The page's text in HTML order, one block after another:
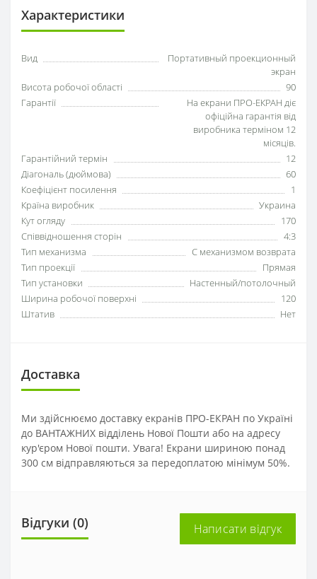
Характеристики
Вид
Портативный проекционный
экран
Висота робочої області
90
Гарантії
На екрани ПРО-ЕКРАН діє
офіційна гарантія від
виробника терміном 12
місяців.
Гарантійний термін
12
Діагональ (дюймова)
60
Коефіцієнт посилення
1
Країна виробник
Украина
Кут огляду
170
Співвідношення сторін
4:3
Тип механизма
С механизмом возврата
Тип проекції
Прямая
Тип установки
Настенный/потолочный
Ширина робочої поверхні
120
Штатив
Нет
Доставка
Ми здійснюємо доставку екранів ПРО-ЕКРАН по Україні
до ВАНТАЖНИХ відділень Нової Пошти або на адресу
кур'єром Нової пошти. Увага! Екрани шириною понад
300 см відправляються за передоплатою мінімум 50%.
Відгуки (0) Написати відгук